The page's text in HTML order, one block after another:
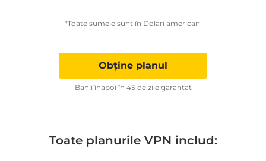
*Toate sumele sunt în Dolari americani
Obține planul
Banii înapoi în 45 de zile garantat
Toate planurile VPN includ: